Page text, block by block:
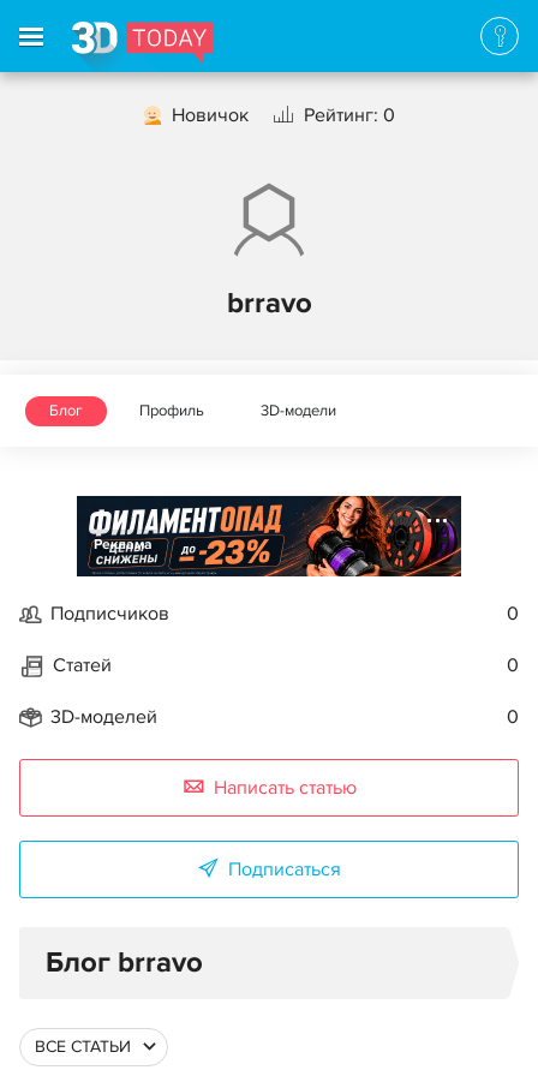
Новичок Рейтинг: 0
brravo
Блог Профиль 3D-модели
Реклама
Подписчиков 0
Статей 0
3D-моделей 0
Написать статью
Подписаться
Блог brravo
ВСЕ СТАТЬИ